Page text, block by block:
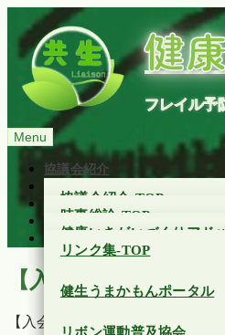
ン
ス
キ
健
フレイル予
Menu
協議会紹介
協議会紹介-TOP
時事総論
時事総論-TOP
【故 辻哲夫理事長を偲ん
【能登半島地震】リエゾン
健康いきがいづくりアド
リンク集
リンク集-TOP
健生うまかもんポータル
【入会申込】健生リ
【入会申込書】私は健康生き甲